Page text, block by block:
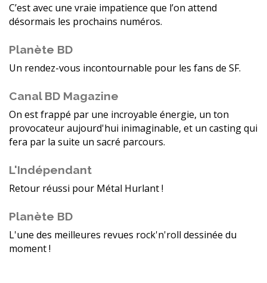
C’est avec une vraie impatience que l’on attend
désormais les prochains numéros.
Planète BD
Un rendez-vous incontournable pour les fans de SF.
Canal BD Magazine
On est frappé par une incroyable énergie, un ton
provocateur aujourd'hui inimaginable, et un casting qui
fera par la suite un sacré parcours.
L'Indépendant
Retour réussi pour Métal Hurlant !
Planète BD
L'une des meilleures revues rock'n'roll dessinée du
moment !